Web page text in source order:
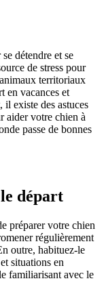
détendre et se
de stress pour
territoriaux
en vacances et
existe des astuces
aider votre chien à
passe de bonnes
départ
préparer votre chien
régulièrement
outre, habituez-le
situations en
familiarisant avec le